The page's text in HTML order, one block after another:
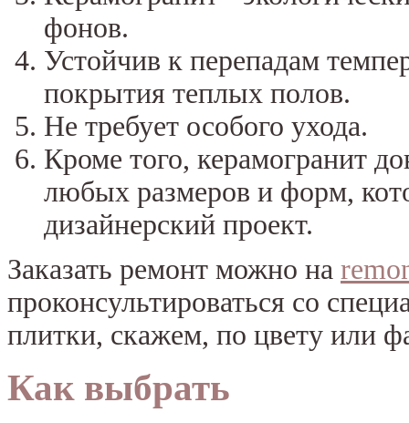
фонов.
Устойчив к перепадам
покрытия теплых полов.
Не требует особого ухода.
Кроме того, керамогранит
любых размеров и форм,
дизайнерский проект.
Заказать ремонт можно на
проконсультироваться со
плитки, скажем, по цвету или
Как выбрать